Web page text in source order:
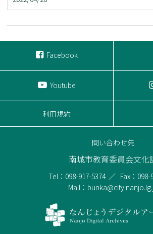
Facebook
Youtube
利用規約
問い合わせ先
南城市教育委員会文化
Tel：098-917-5374
Fax：098-
Mail：